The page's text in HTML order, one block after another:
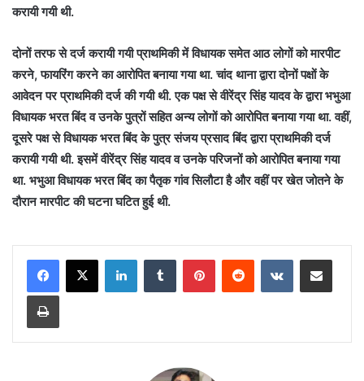
करायी गयी थी.
दोनों तरफ से दर्ज करायी गयी प्राथमिकी में विधायक समेत आठ लोगों को मारपीट
करने, फायरिंग करने का आरोपित बनाया गया था. चांद थाना द्वारा दोनों पक्षों के
आवेदन पर प्राथमिकी दर्ज की गयी थी. एक पक्ष से वीरेंद्र सिंह यादव के द्वारा भभुआ
विधायक भरत बिंद व उनके पुत्रों सहित अन्य लोगों को आरोपित बनाया गया था. वहीं,
दूसरे पक्ष से विधायक भरत बिंद के पुत्र संजय प्रसाद बिंद द्वारा प्राथमिकी दर्ज
करायी गयी थी. इसमें वीरेंद्र सिंह यादव व उनके परिजनों को आरोपित बनाया गया
था. भभुआ विधायक भरत बिंद का पैतृक गांव सिलौटा है और वहीं पर खेत जोतने के
दौरान मारपीट की घटना घटित हुई थी.
LinkedInTumblr PinterestReddit VKontakteShare via Email
Print